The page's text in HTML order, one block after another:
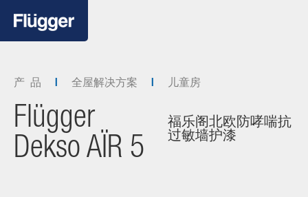
产 品 全屋解决方案 儿童房
Flügger
Dekso AÏR 5
福乐阁北欧防哮喘抗
过敏墙护漆